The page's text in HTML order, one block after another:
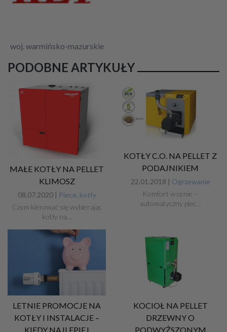
woj. warmińsko-mazurskie
PODOBNE ARTYKUŁY
MAŁE KOTŁY NA PELLET
KLIMOSZ
08.07.2020 | Piece, kotły
Czym kierować się wybierając
kotły na…
KOTŁY C.O. NA PELLET Z
PODAJNIKIEM
22.01.2018 | Ogrzewanie
Komfort w cenie –
automatyczny piec…
LETNIE PROMOCJE NA
KOTŁY I INSTALACJE –
KIEDY NAJLEPIEJ
KOCIOŁ NA PELLET
DRZEWNY O
PODWYŻSZONYM